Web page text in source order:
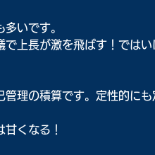
いです。
で上長が激を飛ばす！ではい
理の積算です。定性的にも
くなる！